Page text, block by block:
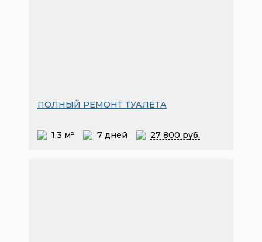
ПОЛНЫЙ РЕМОНТ ТУАЛЕТА
1,3 м² 7 дней 27 800 руб.